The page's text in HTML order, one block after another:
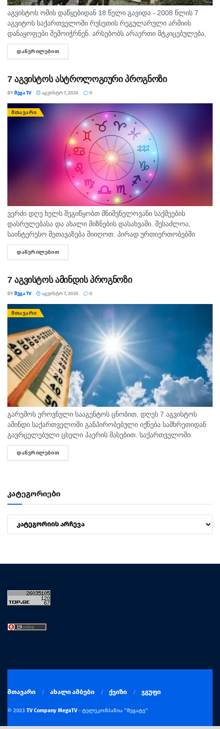
აგვისტოს ომის დაწყებიდან 18 წელი გავიდა - 2008 წლის 7
აგვიტოს საქართველოში რუსეთის რეგულარული არმიის
დანაყოფები შემოიჭრნენ. არსებობს არაერთი მტკიცებულება,
რომლითაც დადასტურდა, რომ რუსეთის ჯარმა საქართველოს
სახელმწიფო საზღვარი სწორედ 7...
ᲓᲐᲬᲕᲠᲘᲚᲔᲑᲘᲗ
7 აგვისტოს ასტროლოგიური პროგნოზი
BYᲛᲔᲒᲐ TV ᲐᲒᲕᲘᲡᲢᲝ 7, 2026 0
ᲛᲗᲐᲕᲐᲠᲘ
ვერძი დღე ხელს შეგიწყობთ მნიშვნელოვანი საქმეების
დასრულებასა და ახალი მიზნების დასახვაში. შესაძლოა,
საინტერესო შეთავაზება მიიღოთ. პირად ურთიერთობებში
გულწრფელი საუბარი ბევრ გაუგებრობას გააქრობს. კურო
ფინანსურ საკითხებში სიფრთხილე გამოიჩინეთ და ემოციური...
ᲓᲐᲬᲕᲠᲘᲚᲔᲑᲘᲗ
7 აგვისტოს ამინდის პროგნოზი
BYᲛᲔᲒᲐ TV ᲐᲒᲕᲘᲡᲢᲝ 7, 2026 0
ᲛᲗᲐᲕᲐᲠᲘ
გარემოს ეროვნული სააგენტოს ცნობით, დღეს 7 აგვისტოს
ამინდი საქართველოში განპირობებული იქნება სამხრეთიდან
გავრცელებული ცხელი ჰაერის მასებით. საქართველოში
მოსალოდნელია: დროგამოშვებით ღრუბლიანობის მომატება.
უმეტესად უნალექოდ. იქროლებსაღმოსავლეთის
ᲓᲐᲬᲕᲠᲘᲚᲔᲑᲘᲗ
კატეგორიები
კატეგორიები
მთავარი ახალი ამბები ქვიზი ჯგუფი
© 2023 TV Company MegaTV- ტელეკომპანია "მეგატვ"